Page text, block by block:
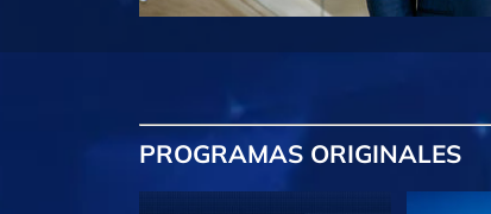
PROGRAMAS ORIGINALES